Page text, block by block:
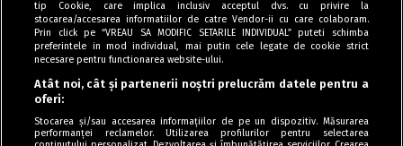
Tag index
Program Antena 1
Politica de cookies
tip Cookie, care implica inclusiv acceptul dvs. cu privire la
stocarea/accesarea informatiilor de catre Vendor-ii cu care colaboram.
Prin click pe “VREAU SA MODIFIC SETARILE INDIVIDUAL” puteti schimba
preferintele in mod individual, mai putin cele legate de cookie strict
necesare pentru functionarea website-ului.
Atât noi, cât și partenerii noștri prelucrăm datele pentru a
oferi:
Stocarea și/sau accesarea informațiilor de pe un dispozitiv. Măsurarea
performanței reclamelor. Utilizarea profilurilor pentru selectarea